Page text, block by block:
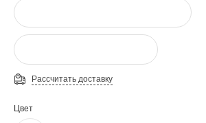
Рассчитать доставку
Цвет